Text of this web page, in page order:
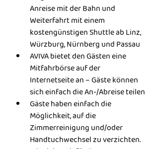
Anreise mit der Bahn und
Weiterfahrt mit einem
kostengünstigen Shuttle ab Linz,
Würzburg, Nürnberg und Passau
AVIVA bietet den Gästen eine
Mitfahrbörse auf der
Internetseite an – Gäste können
sich einfach die An-/Abreise teilen
Gäste haben einfach die
Möglichkeit, auf die
Zimmerreinigung und/oder
Handtuchwechsel zu verzichten.